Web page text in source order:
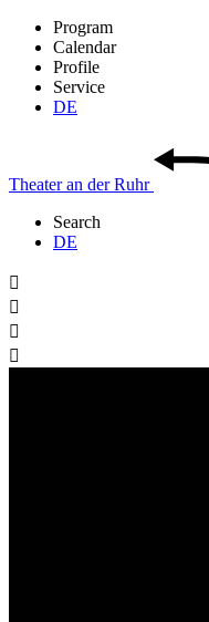
Program
Calendar
Profile
Service
DE
Theateran derRuhr
Search
DE



